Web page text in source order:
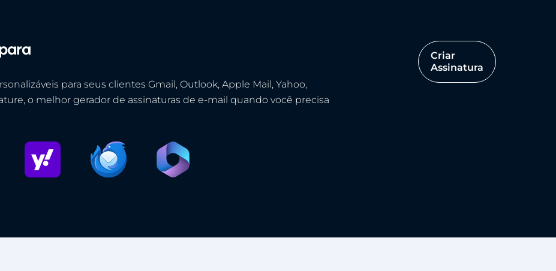
para seus clientes Gmail, Outlook, Apple Mail, Yahoo,
o melhor gerador de assinaturas de e-mail quando você precisa
Criar
Assinatura